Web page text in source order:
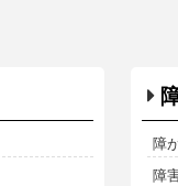
障
障